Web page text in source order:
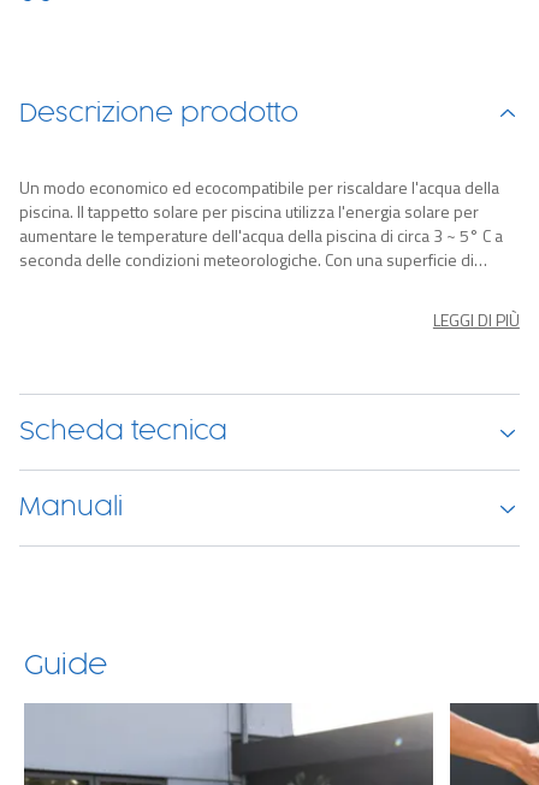
Descrizione prodotto
Un modo economico ed ecocompatibile per riscaldare l'acqua della
piscina. Il tappetto solare per piscina utilizza l'energia solare per
aumentare le temperature dell'acqua della piscina di circa 3 ~ 5° C a
seconda delle condizioni meteorologiche. Con una superficie di
Compatibile con pompa di filtraggio a cartuccia da 9.462 L/hLEGGI DI PIÙ
Scheda tecnica
Manuali
Guide